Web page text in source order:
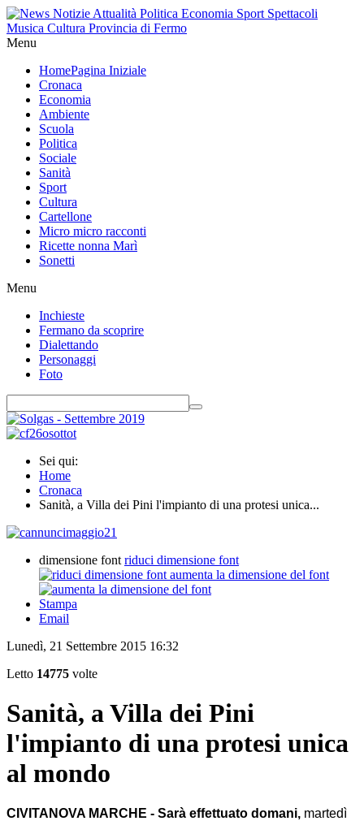
Menu
HomePagina Iniziale
Cronaca
Economia
Ambiente
Scuola
Politica
Sociale
Sanità
Sport
Cultura
Cartellone
Micro micro racconti
Ricette nonna Marì
Sonetti
Menu
Inchieste
Fermano da scoprire
Dialettando
Personaggi
Foto
Sei qui:
Home
Cronaca
Sanità, a Villa dei Pini l'impianto di una protesi unica...
dimensione font riduci dimensione font
aumenta la dimensione del font
Stampa
Email
Lunedì, 21 Settembre 2015 16:32
Letto 14775 volte
Sanità, a Villa dei Pini
l'impianto di una protesi unica
al mondo
CIVITANOVA MARCHE - Sarà effettuato domani, martedì